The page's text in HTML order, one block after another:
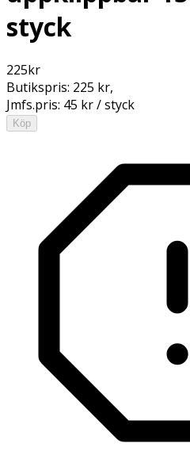
styck
225kr
Butikspris: 225 kr,
Jmfs.pris: 45 kr / styck
Köp